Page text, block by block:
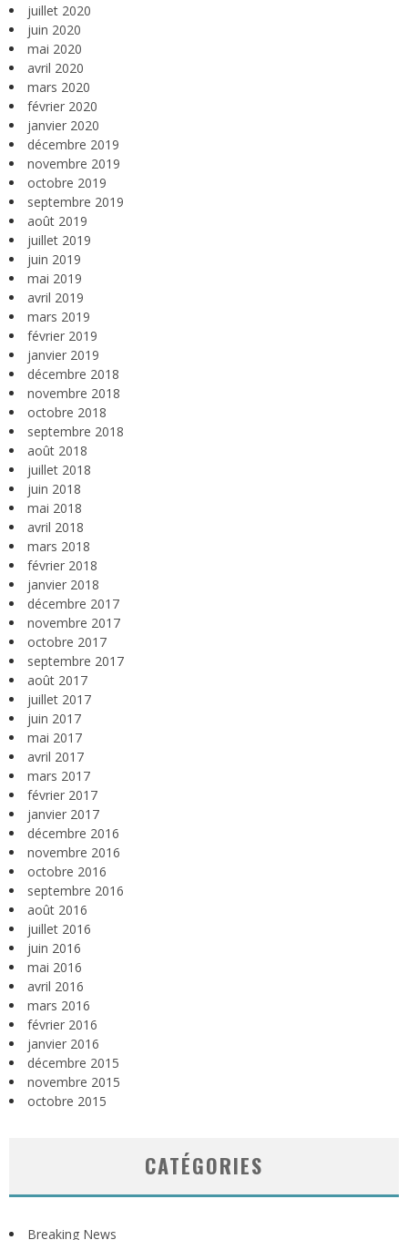
juillet 2020
juin 2020
mai 2020
avril 2020
mars 2020
février 2020
janvier 2020
décembre 2019
novembre 2019
octobre 2019
septembre 2019
août 2019
juillet 2019
juin 2019
mai 2019
avril 2019
mars 2019
février 2019
janvier 2019
décembre 2018
novembre 2018
octobre 2018
septembre 2018
août 2018
juillet 2018
juin 2018
mai 2018
avril 2018
mars 2018
février 2018
janvier 2018
décembre 2017
novembre 2017
octobre 2017
septembre 2017
août 2017
juillet 2017
juin 2017
mai 2017
avril 2017
mars 2017
février 2017
janvier 2017
décembre 2016
novembre 2016
octobre 2016
septembre 2016
août 2016
juillet 2016
juin 2016
mai 2016
avril 2016
mars 2016
février 2016
janvier 2016
décembre 2015
novembre 2015
octobre 2015
CATÉGORIES
Breaking News